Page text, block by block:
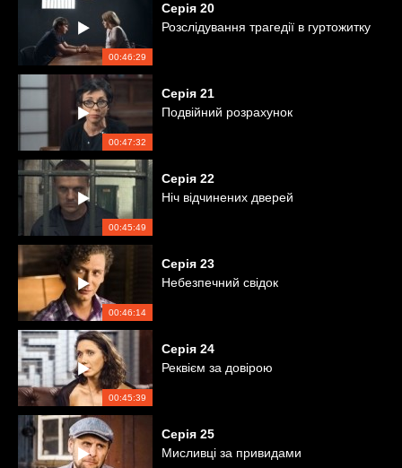
00:46:29
Серія 20
Розслідування трагедії в гуртожитку
00:47:32
Серія 21
Подвійний розрахунок
00:45:49
Серія 22
Ніч відчинених дверей
00:46:14
Серія 23
Небезпечний свідок
00:45:39
Серія 24
Реквієм за довірою
Серія 25
Мисливці за привидами